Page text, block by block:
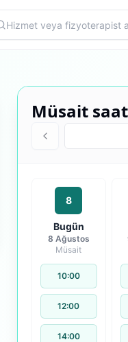
Müsait
8
Bugün
8 Ağustos
Müsait
10:00
12:00
14:00